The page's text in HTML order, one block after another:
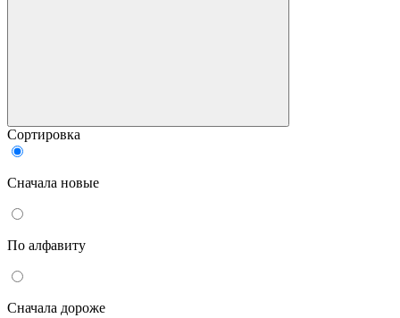
Сортировка
Сначала новые
По алфавиту
Сначала дороже